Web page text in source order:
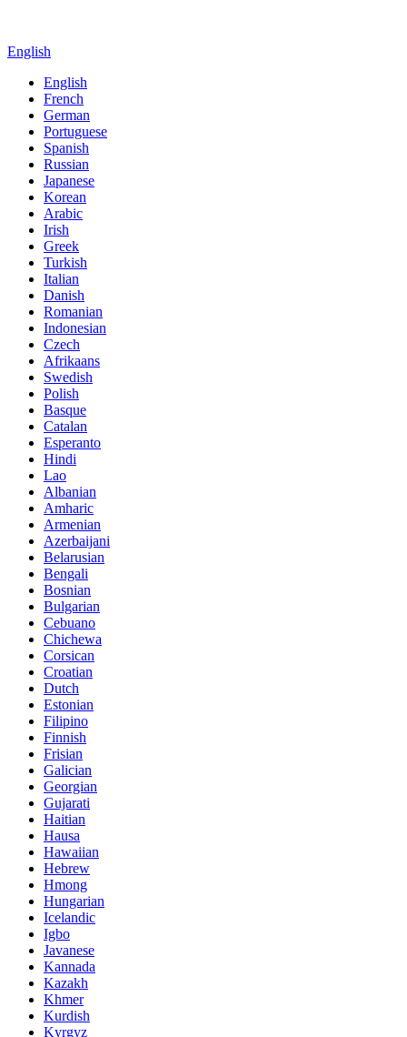
English
English
French
German
Portuguese
Spanish
Russian
Japanese
Korean
Arabic
Irish
Greek
Turkish
Italian
Danish
Romanian
Indonesian
Czech
Afrikaans
Swedish
Polish
Basque
Catalan
Esperanto
Hindi
Lao
Albanian
Amharic
Armenian
Azerbaijani
Belarusian
Bengali
Bosnian
Bulgarian
Cebuano
Chichewa
Corsican
Croatian
Dutch
Estonian
Filipino
Finnish
Frisian
Galician
Georgian
Gujarati
Haitian
Hausa
Hawaiian
Hebrew
Hmong
Hungarian
Icelandic
Igbo
Javanese
Kannada
Kazakh
Khmer
Kurdish
Kyrgyz